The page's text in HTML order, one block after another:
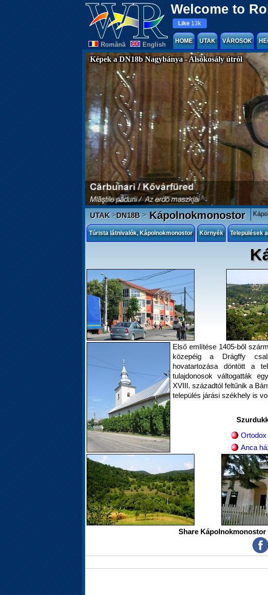
Welcome to
Românã English
Like 13k
HOME UTAK VÁROSOK
Képek a DN18b Nagybánya - Alsókosály útról
UTAK>DN18B>Kápolnokmonostor
Túrista látnivalók, Kápolnokmonostor Környék Települések
Első említése 1405-ből
közepéig a Drágffy
hovatartozása döntött a
tulajdonosok váltogatták
XVIII. századtól feltűnik a
település járási székhely is
Anca
Share Kápolnokmonostor